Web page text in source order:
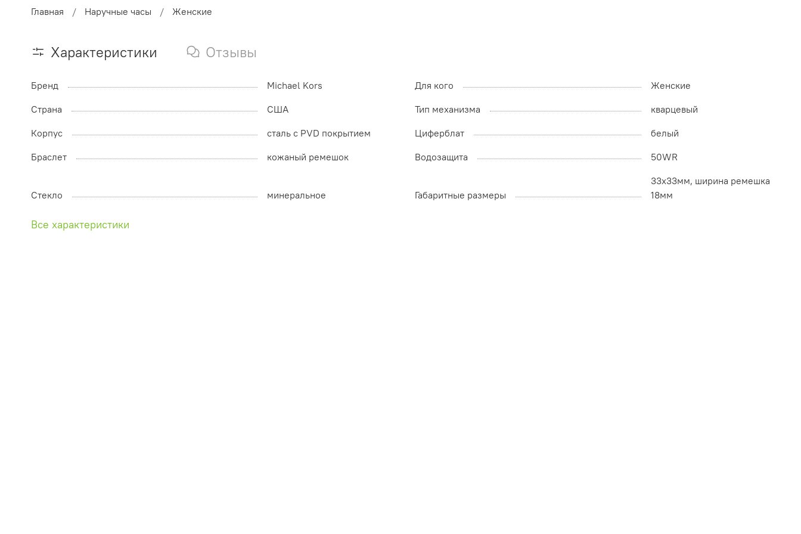
Главная Наручные часы Женские
Характеристики Отзывы
Бренд Michael Kors Для кого
Женские
Страна
США Тип механизма
кварцевый
Корпус
сталь с PVD покрытием Циферблат
белый
Браслет
кожаный ремешок Водозащита 50WR
Стекло минеральное Габаритные размеры
33x33мм, ширина ремешка
18мм
Все характеристики